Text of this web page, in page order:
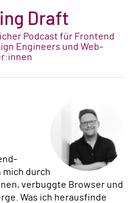
Draft
Podcast für Frontend
Engineers und Web-
mich durch
verbuggte Browser und
Was ich herausfinde